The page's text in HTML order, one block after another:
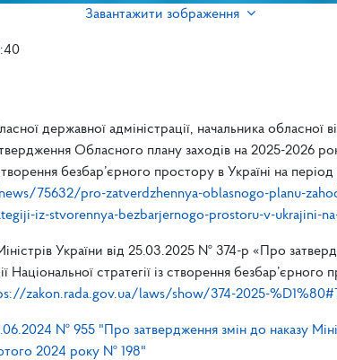
Завантажити зображення
державної адміністрації, начальника обласної
Обласного плану заходів на 2025-2026
створення безбар’єрного простору в Україні на
75632/pro-zatverdzhennya-oblasnogo-planu-
iz-stvorennya-bezbarjernogo-prostoru-v-ukrajini-
України від 25.03.2025 № 374-р «Про
Національної стратегії із створення безбар’єрного
zakon.rada.gov.ua/laws/show/374-2025-
№ 955 "Про затвердження змін до наказу
2024 року № 198"